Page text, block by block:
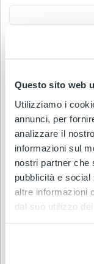
Questo sito web
Utilizziamo i
annunci, per
analizzare il
informazioni sul
nostri partner che
pubblicità e social
altre informazioni
dal suo utilizzo
Email
Cellulare
Coupon: